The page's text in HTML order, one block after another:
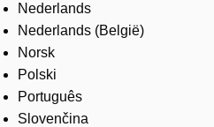
Nederlands
Nederlands (België)
Norsk
Polski
Português
Slovenčina